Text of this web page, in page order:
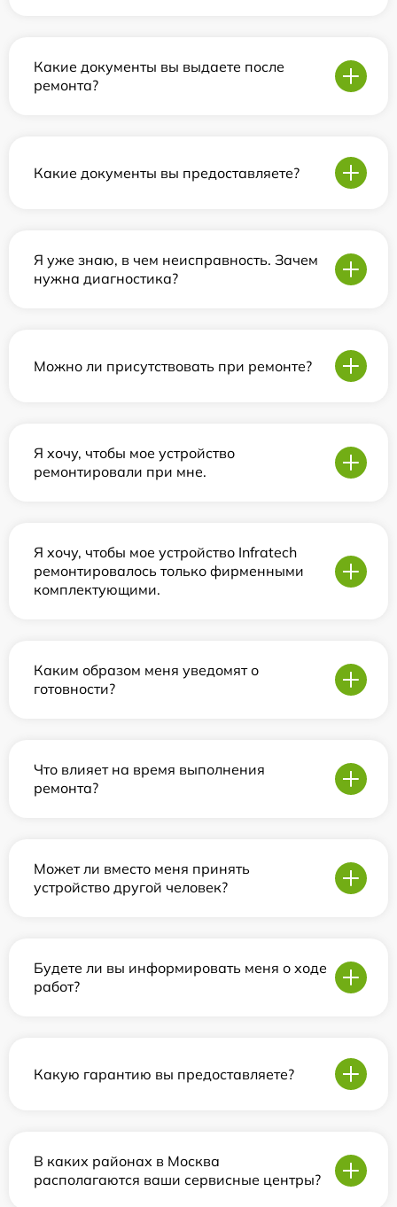
Какие документы вы выдаете после
ремонта?
Какие документы вы предоставляете?
Я уже знаю, в чем неисправность. Зачем
нужна диагностика?
Можно ли присутствовать при ремонте?
Я хочу, чтобы мое устройство
ремонтировали при мне.
Я хочу, чтобы мое устройство Infratech
ремонтировалось только фирменными
комплектующими.
Каким образом меня уведомят о
готовности?
Что влияет на время выполнения
ремонта?
Может ли вместо меня принять
устройство другой человек?
Будете ли вы информировать меня о ходе
работ?
Какую гарантию вы предоставляете?
В каких районах в Москва
располагаются ваши сервисные центры?